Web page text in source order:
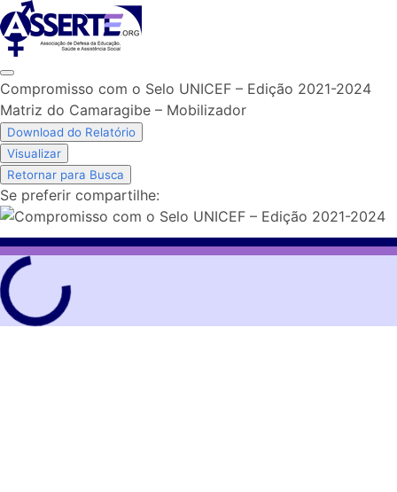
Skip
to
content
Compromisso com o Selo UNICEF – Edição 2021-2024
Matriz do Camaragibe – Mobilizador
Download do Relatório
Visualizar
Retornar para Busca
Se preferir compartilhe: